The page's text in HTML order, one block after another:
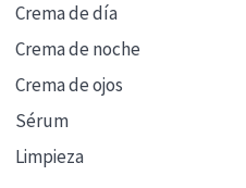
Crema de día
Crema de noche
Crema de ojos
Sérum
Limpieza